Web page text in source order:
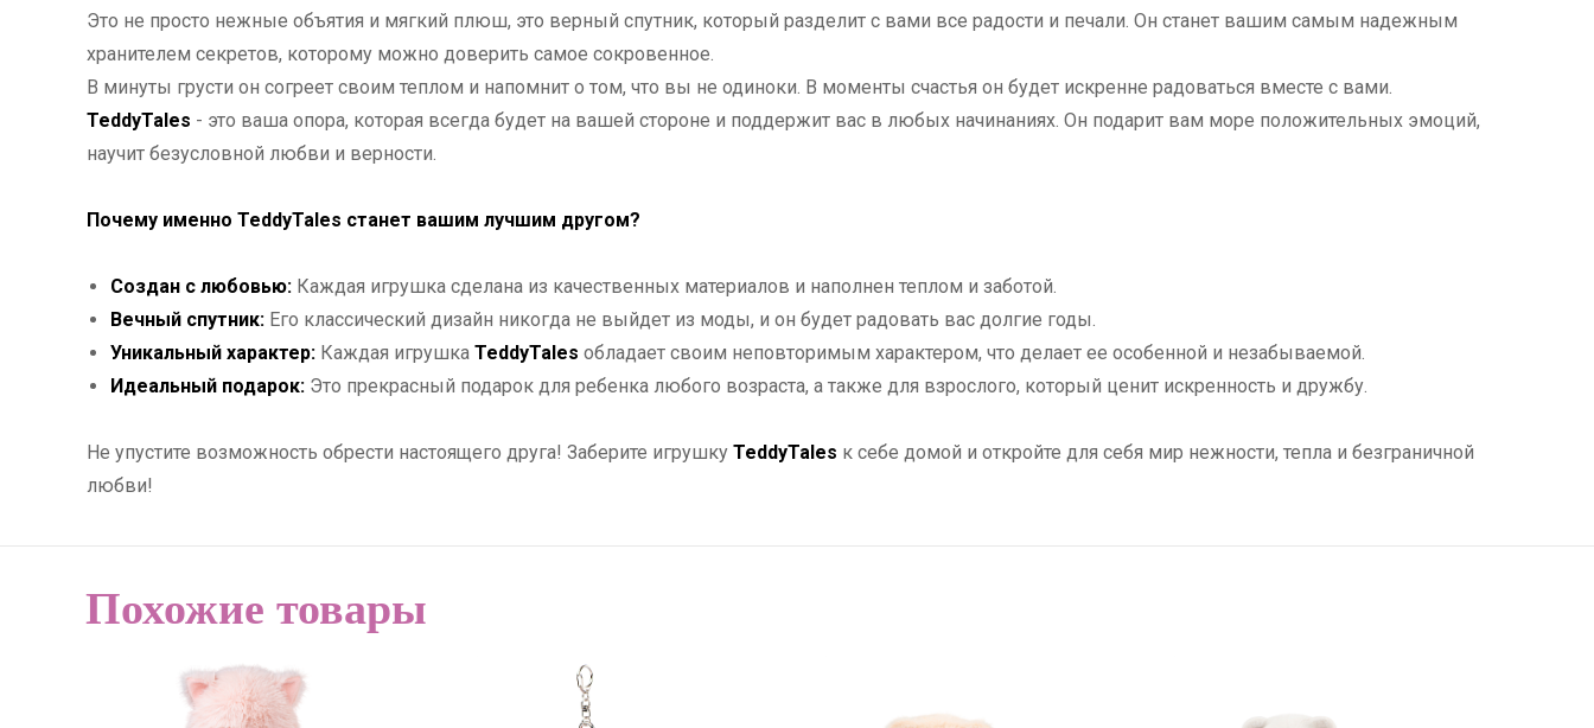
Это не просто нежные объятия и мягкий плюш, это верный спутник, который разделит с вами все радости и печали. Он станет вашим самым надежным
хранителем секретов, которому можно доверить самое сокровенное.
В минуты грусти он согреет своим теплом и напомнит о том, что вы не одиноки. В моменты счастья он будет искренне радоваться вместе с вами.
TeddyTales - это ваша опора, которая всегда будет на вашей стороне и поддержит вас в любых начинаниях. Он подарит вам море положительных эмоций,
научит безусловной любви и верности.
Почему именно TeddyTales станет вашим лучшим другом?
Создан с любовью:Каждая игрушка сделана из качественных материалов и наполнен теплом и заботой.
Вечный спутник: Его классический дизайн никогда не выйдет из моды, и он будет радовать вас долгие годы.
Уникальный характер:Каждая игрушка TeddyTales обладает своим неповторимым характером, что делает ее особенной и незабываемой.
Идеальный подарок: Это прекрасный подарок для ребенка любого возраста, а также для взрослого, который ценит искренность и дружбу.
Не упустите возможность обрести настоящего друга! Заберите игрушку TeddyTales к себе домой и откройте для себя мир нежности, тепла и безграничной
любви!
Похожие товары